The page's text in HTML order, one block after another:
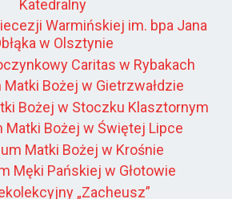
Katedralny
Warmińskiej im. bpa Jana
w Olsztynie
Caritas w Rybakach
Matki Bożej w Gietrzwałdzie
Bożej w Stoczku Klasztornym
Matki Bożej w Świętej Lipce
Matki Bożej w Krośnie
Męki Pańskiej w Głotowie
„Zacheusz”